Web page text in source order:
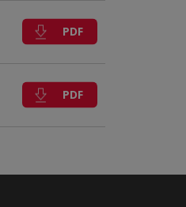
PDF
PDF